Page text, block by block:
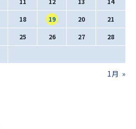
18 19 20 21
25 26 27 28
1月 »